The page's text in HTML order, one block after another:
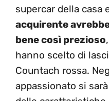
supercar della casa
acquirente
bene così prezioso
hanno scelto di
Countach rossa.
appassionato si